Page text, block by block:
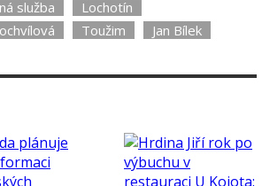
služba
Lochotín
Toužim Jan Bílek